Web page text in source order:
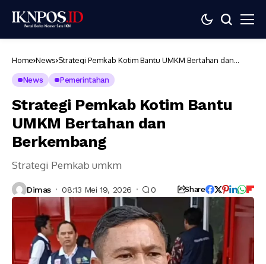
Home News Strategi Pemkab Kotim Bantu UMKM Bertahan dan
News Pemerintahan
Strategi Pemkab Kotim Bantu
UMKM Bertahan dan
Berkembang
Strategi Pemkab umkm
Dimas 08:13 Mei 19, 2026 0 Share